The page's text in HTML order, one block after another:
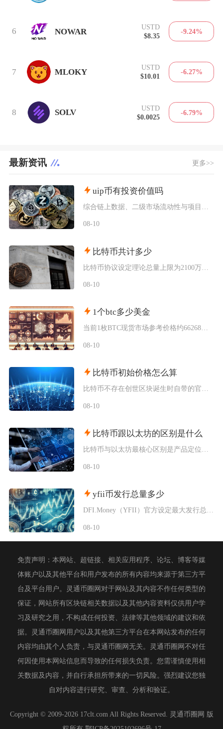
6 NOWAR
USTD
$8.35
-9.24%
7 MLOKY
USTD
$10.01
-6.27%
8 SOLV
USTD
$0.0025
-6.79%
最新资讯 更多>>
uip币有投资价值吗
08-10
比特币共计多少
08-10
1个btc多少美金
当前1枚BTC现货市场参考价格约66268美元，该价格为综合多家主流交易平台加权形成的市场
08-10
比特币初始价格怎么算
比特币不存在创世区块诞生时自带的官方发行定价，初始价格分为理论成本定价、场外点对点交易定价
08-10
比特币跟以太坊的区别是什么
08-10
yfii币发行总量多少
08-10
免责声明：本网站、超链接、相关应用程序、论坛、博客等媒
体账户以及其他平台和用户发布的所有内容均来源于第三方平
台及平台用户。灵通币圈网对于网站及其内容不作任何类型的
保证，网站所有区块链相关数据以及其他内容资料仅供用户学
习及研究之用，不构成任何投资、法律等其他领域的建议和依
据。灵通币圈网用户以及其他第三方平台在本网站发布的任何
内容均由其个人负责，与灵通币圈网无关。灵通币圈网不对任
何因使用本网站信息而导致的任何损失负责。您需谨慎使用相
关数据及内容，并自行承担所带来的一切风险。强烈建议您独
自对内容进行研究、审查、分析和验证。
Copyright © 2009-2026 17clt.com All Rights Reserved. 灵通币圈网 版